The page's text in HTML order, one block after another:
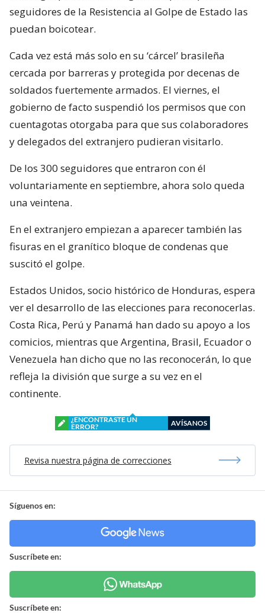
seguidores de la Resistencia al Golpe de Estado las
puedan boicotear.
Cada vez está más solo en su ‘cárcel’ brasileña
cercada por barreras y protegida por decenas de
soldados fuertemente armados. El viernes, el
gobierno de facto suspendió los permisos que con
cuentagotas otorgaba para que sus colaboradores
y delegados del extranjero pudieran visitarlo.
De los 300 seguidores que entraron con él
voluntariamente en septiembre, ahora solo queda
una veintena.
En el extranjero empiezan a aparecer también las
fisuras en el granítico bloque de condenas que
suscitó el golpe.
Estados Unidos, socio histórico de Honduras, espera
ver el desarrollo de las elecciones para reconocerlas.
Costa Rica, Perú y Panamá han dado su apoyo a los
comicios, mientras que Argentina, Brasil, Ecuador o
Venezuela han dicho que no las reconocerán, lo que
refleja la división que surge a su vez en el
continente.
¿ENCONTRASTE UN
ERROR?
AVÍSANOS
Revisa nuestra página de correcciones
Síguenos en:
Suscríbete en:
Suscríbete en: